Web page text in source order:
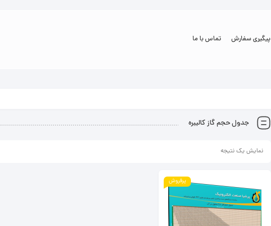
پیگیری سفارش تماس با ما
جدول حجم گاز کالیبره
نمایش یک نتیجه
پرفروش